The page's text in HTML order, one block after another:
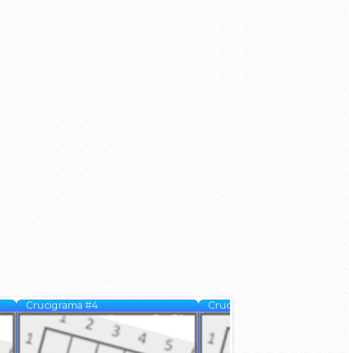
Crucigrama #4 Crucigrama #5